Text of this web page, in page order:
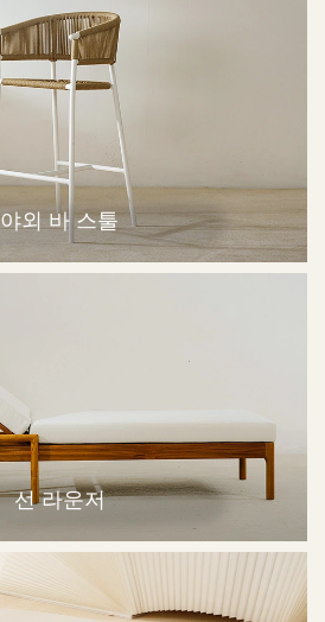
야외 바 스툴
선 라운저